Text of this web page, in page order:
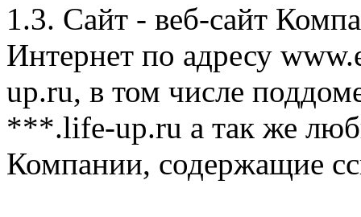
1.3. Сайт - веб-сайт
Интернет по адресу
up.ru, в том числе
***.life-up.ru а так же
Компании, содержащие